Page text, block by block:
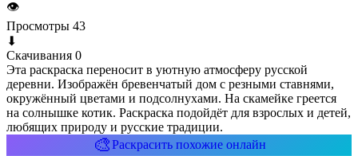
👁
Просмотры 43
⬇
Скачивания 0
Эта раскраска переносит в уютную атмосферу русской
деревни. Изображён бревенчатый дом с резными ставнями,
окружённый цветами и подсолнухами. На скамейке греется
на солнышке котик. Раскраска подойдёт для взрослых и детей,
любящих природу и русские традиции.
🎨Раскрасить похожие онлайн